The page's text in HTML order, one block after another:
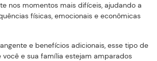
nos momentos mais difíceis, ajudando a
físicas, emocionais e econômicas
e benefícios adicionais, esse tipo de
você e sua família estejam amparados